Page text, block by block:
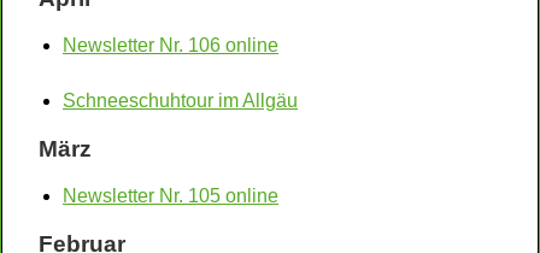
Newsletter Nr. 106 online
Schneeschuhtour im Allgäu
März
Newsletter Nr. 105 online
Februar